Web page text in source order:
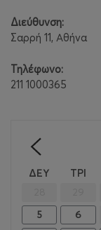
Διεύθυνση:
Σαρρή 11, Αθήνα
Τηλέφωνο:
211 1000365
ΔΕΥ ΤΡΙ
5
6